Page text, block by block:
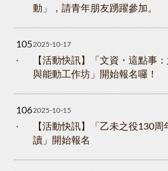
動」，請青年朋友踴躍參加。
1052025-10-17
【活動快訊】「文資・這點事
與能動工作坊」開始報名囉！
1062025-10-15
【活動快訊】「乙未之役130
讀」開始報名